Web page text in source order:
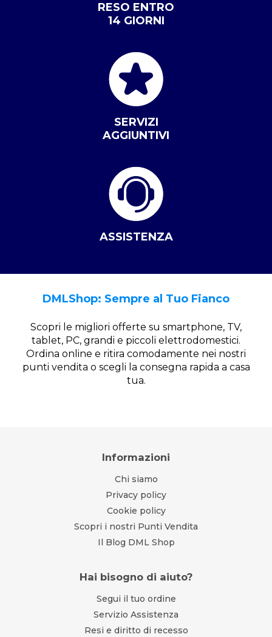
RESO ENTRO
14 GIORNI
SERVIZI
AGGIUNTIVI
ASSISTENZA
DMLShop: Sempre al Tuo Fianco
Scopri le migliori offerte su smartphone, TV,
tablet, PC, grandi e piccoli elettrodomestici.
Ordina online e ritira comodamente nei nostri
punti vendita o scegli la consegna rapida a casa
tua.
Informazioni
Chi siamo
Privacy policy
Cookie policy
Scopri i nostri Punti Vendita
Il Blog DML Shop
Hai bisogno di aiuto?
Segui il tuo ordine
Servizio Assistenza
Resi e diritto di recesso